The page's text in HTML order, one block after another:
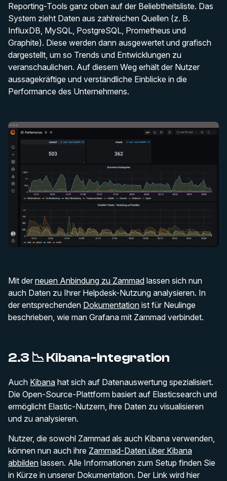
Reporting-Tools ganz oben auf der Beliebtheitsliste. Das
System zieht Daten aus zahlreichen Quellen (z. B.
InfluxDB, MySQL, PostgreSQL, Prometheus und
Graphite). Diese werden dann ausgewertet und grafisch
dargestellt, um so Trends und Entwicklungen zu
veranschaulichen. Auf diesem Weg erhält der Nutzer
aussagekräftige und verständliche Einblicke in die
Performance des Unternehmens.
Mit der neuen Anbindung zu Zammad lassen sich nun
auch Daten zu Ihrer Helpdesk-Nutzung analysieren. In
der entsprechenden Dokumentation ist für Neulinge
beschrieben, wie man Grafana mit Zammad verbindet.
2.3 📉 Kibana-Integration
Auch Kibana hat sich auf Datenauswertung spezialisiert.
Die Open-Source-Plattform basiert auf Elasticsearch und
ermöglicht Elastic-Nutzern, ihre Daten zu visualisieren
und zu analysieren.
Nutzer, die sowohl Zammad als auch Kibana verwenden,
können nun auch ihre Zammad-Daten über Kibana
abbilden lassen. Alle Informationen zum Setup finden Sie
in Kürze in unserer Dokumentation. Der Link wird hier